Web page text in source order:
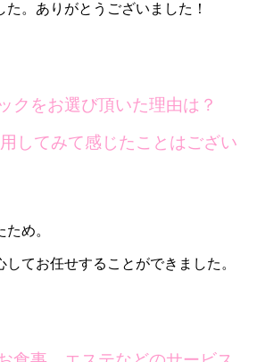
。ありがとうございました！
クをお選び頂いた理由は？
してみて感じたことはござい
め。
てお任せすることができました。